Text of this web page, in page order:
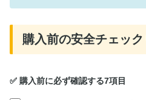
購入前の安全チェック
✅ 購入前に必ず確認する7項目